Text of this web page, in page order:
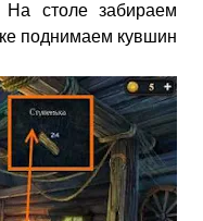
На столе забираем
поднимаем кувшин